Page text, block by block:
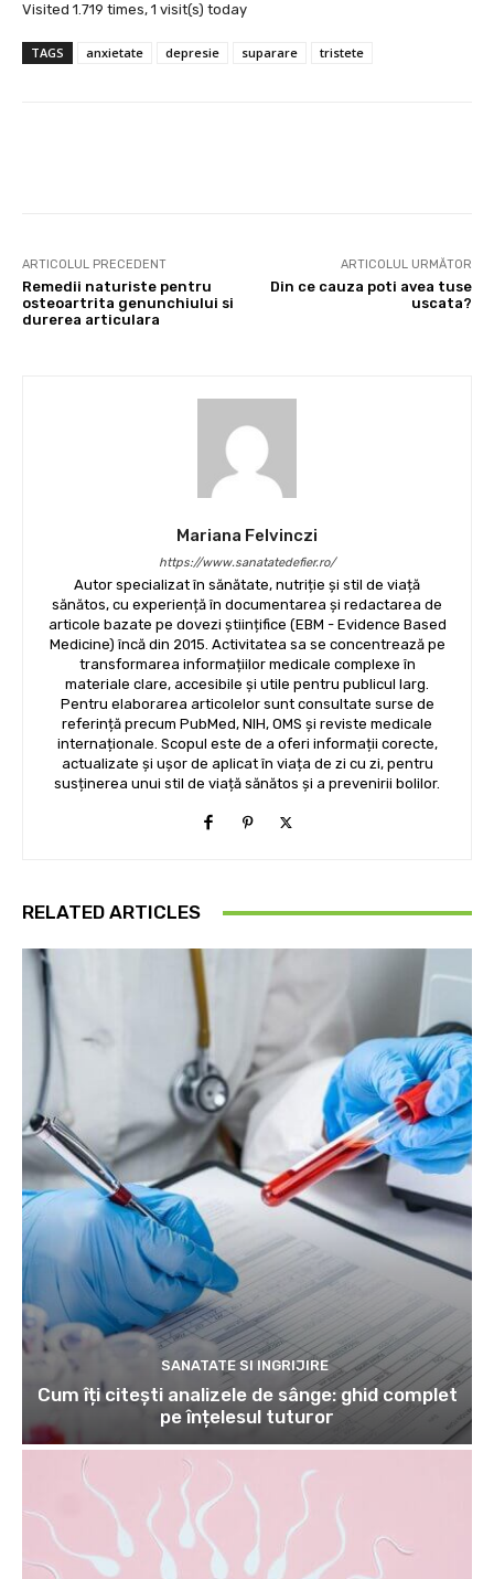
Visited 1.719 times, 1 visit(s) today
TAGS anxietate depresie suparare tristete
ARTICOLUL PRECEDENT
Remedii naturiste pentru
osteoartrita genunchiului si
durerea articulara
ARTICOLUL URMĂTOR
Din ce cauza poti avea tuse
uscata?
Mariana Felvinczi
https://www.sanatatedefier.ro/
Autor specializat în sănătate, nutriție și stil de viață
sănătos, cu experiență în documentarea și redactarea de
articole bazate pe dovezi științifice (EBM - Evidence Based
Medicine) încă din 2015. Activitatea sa se concentrează pe
transformarea informațiilor medicale complexe în
materiale clare, accesibile și utile pentru publicul larg.
Pentru elaborarea articolelor sunt consultate surse de
referință precum PubMed, NIH, OMS și reviste medicale
internaționale. Scopul este de a oferi informații corecte,
actualizate și ușor de aplicat în viața de zi cu zi, pentru
susținerea unui stil de viață sănătos și a prevenirii bolilor.
RELATED ARTICLES
SANATATE SI INGRIJIRE
Cum îți citești analizele de sânge: ghid complet
pe înțelesul tuturor